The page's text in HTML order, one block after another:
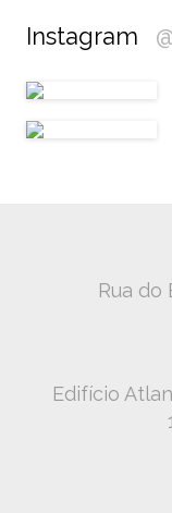
Instagram
Rua do
Edifício